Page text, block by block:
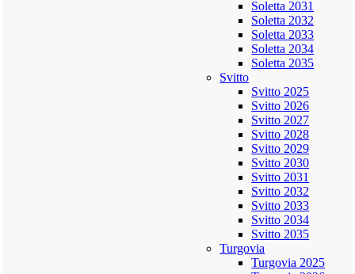
Soletta 2031
Soletta 2032
Soletta 2033
Soletta 2034
Soletta 2035
Svitto
Svitto 2025
Svitto 2026
Svitto 2027
Svitto 2028
Svitto 2029
Svitto 2030
Svitto 2031
Svitto 2032
Svitto 2033
Svitto 2034
Svitto 2035
Turgovia
Turgovia 2025